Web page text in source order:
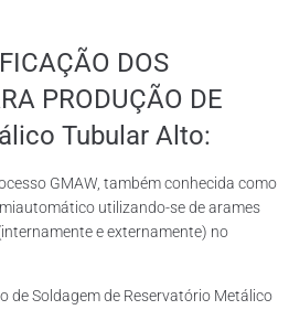
DOS
PRODUÇÃO DE
Tubular Alto:
GMAW, também conhecida como
utilizando-se de arames
e externamente) no
de Soldagem de Reservatório Metálico